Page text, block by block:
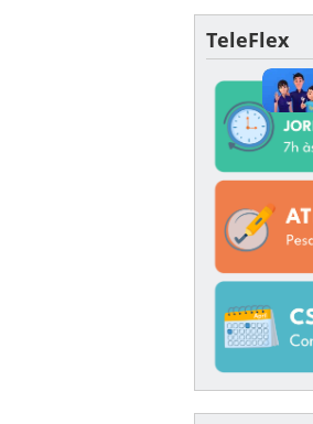
TeleFlex